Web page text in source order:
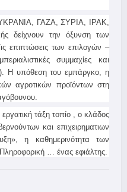
ΓΑΖΑ, ΣΥΡΙΑ, ΙΡΑΚ,
δείχνουν την όξυνση των
επιπτώσεις των επιλογών –
συμμαχίες και
Η υπόθεση του εμπάργκο, η
αγροτικών προϊόντων στη
τάξη τοπίο , o κλάδος
και επιχειρηματιων
η καθημερινότητα των
… ένας εφιάλτης.